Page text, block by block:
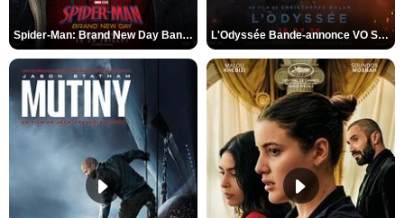
Spider-Man: Brand New Day Bande-annonce VO STFR L'Odyssée Bande-annonce VO STFR